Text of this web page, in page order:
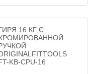
16 КГ С
KB-CPU-16